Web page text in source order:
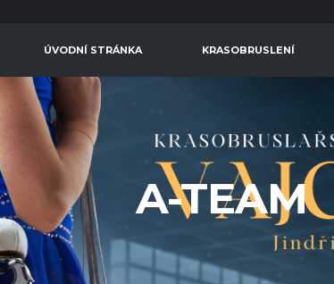
ÚVODNÍ STRÁNKA KRASOBRUSLENÍ
A-TEAM